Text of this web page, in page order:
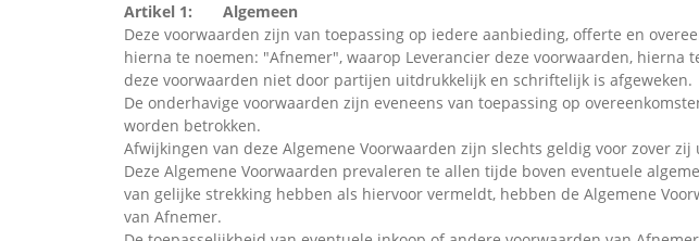
Artikel 1: Algemeen
Deze voorwaarden zijn van toepassing op iedere aanbieding, offerte en
hierna te noemen: "Afnemer", waarop Leverancier deze voorwaarden, hierna
deze voorwaarden niet door partijen uitdrukkelijk en schriftelijk is afgeweken.
De onderhavige voorwaarden zijn eveneens van toepassing op
worden betrokken.
Afwijkingen van deze Algemene Voorwaarden zijn slechts geldig voor zover
Deze Algemene Voorwaarden prevaleren te allen tijde boven eventuele
van gelijke strekking hebben als hiervoor vermeldt, hebben de Algemene
van Afnemer.